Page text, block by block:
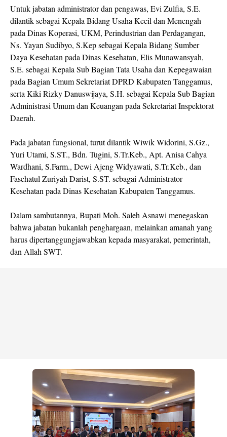
Untuk jabatan administrator dan pengawas, Evi Zulfia, S.E.
dilantik sebagai Kepala Bidang Usaha Kecil dan Menengah
pada Dinas Koperasi, UKM, Perindustrian dan Perdagangan,
Ns. Yayan Sudibyo, S.Kep sebagai Kepala Bidang Sumber
Daya Kesehatan pada Dinas Kesehatan, Elis Munawansyah,
S.E. sebagai Kepala Sub Bagian Tata Usaha dan Kepegawaian
pada Bagian Umum Sekretariat DPRD Kabupaten Tanggamus,
serta Kiki Rizky Danuswijaya, S.H. sebagai Kepala Sub Bagian
Administrasi Umum dan Keuangan pada Sekretariat Inspektorat
Daerah.
Pada jabatan fungsional, turut dilantik Wiwik Widorini, S.Gz.,
Yuri Utami, S.ST., Bdn. Tugini, S.Tr.Keb., Apt. Anisa Cahya
Wardhani, S.Farm., Dewi Ajeng Widyawati, S.Tr.Keb., dan
Fasehatul Zuriyah Darist, S.ST. sebagai Administrator
Kesehatan pada Dinas Kesehatan Kabupaten Tanggamus.
Dalam sambutannya, Bupati Moh. Saleh Asnawi menegaskan
bahwa jabatan bukanlah penghargaan, melainkan amanah yang
harus dipertanggungjawabkan kepada masyarakat, pemerintah,
dan Allah SWT.